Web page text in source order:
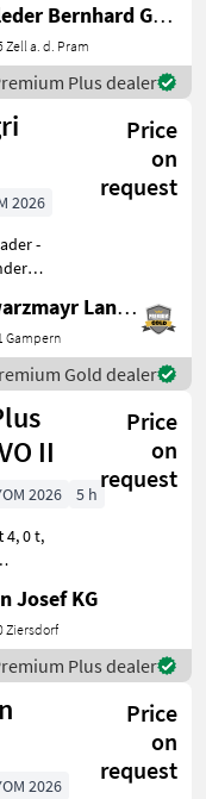
Stufe
-
-
Wölfleder Bernhard GmbH
Zell a. d. Pram
Plus dealer
Price
on
request
2026
ccm
2, 882
Schwarzmayr Landtechnik GmbH - Gampern
Gampern
Gold dealer
II
Price
on
request
2026
5 h
4, 0 t,
mit
vier
Josef KG
Ziersdorf
Plus dealer
Price
on
request
2026